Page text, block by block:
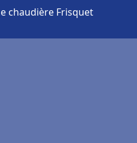
chaudière Frisquet